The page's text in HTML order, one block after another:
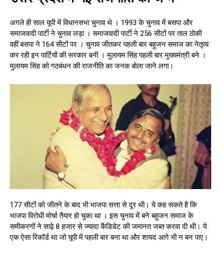
अगले ही साल यूपी में विधानसभा चुनाव थे । 1993 के चुनाव में बसपा और
समाजवादी पार्टी ने चुनाव लड़ा । समाजवादी पार्टी ने 256 सीटों पर ताल ठोकी
वहीं बसपा ने 164 सीटों पर । चुनाव जीतकर पहली बार बहुजन समाज का नेतृत्व
कर रही इन पार्टियों की सरकार बनी । मुलायम सिंह पहली बार मुख्यमंत्री बने ।
मुलायम सिंह को गठबंधन की राजनीति का जनक बोला जाने लगा।
177 सीटों को जीतने के बाद भी भाजपा सत्ता से दूर थी। ये कह सकते है कि
भाजपा विरोधी मोर्चा तैयार हो चुका था । इस चुनाव में बने बहुजन समाज के
समीकरणों ने साढ़े 8 हजार से ज्यादा कैंडिडेट की जमानत जब्त करवा दी थी। ये
एक ऐसा रिकॉर्ड था जो यूपी में पहली बार बना था और शायद आगे भी न बन पाए।